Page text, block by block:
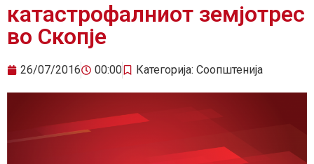
катастрофалниот земјотрес
во Скопје
26/07/2016 00:00 Категорија: Соопштенија